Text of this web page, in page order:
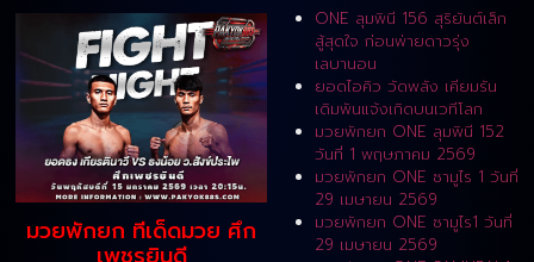
มวยพักยก ทีเด็ดมวย ศึก
ONE ลุมพินี 156 สุริยันต์เล็ก
สู้สุดใจ ก่อนพ่ายดาวรุ่ง
เลบานอน
ยอดไอคิว วัดพลัง เคียมรัน
เดิมพันแจ้งเกิดบนเวทีโลก
มวยพักยก ONE ลุมพินี 152
วันที่ 1 พฤษภาคม 2569
มวยพักยก ONE ซามูไร 1 วันที่
29 เมษายน 2569
มวยพักยก ONE ซามูไร1 วันที่
29 เมษายน 2569